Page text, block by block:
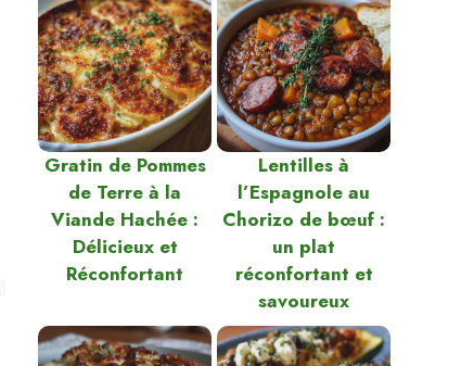
Gratin de Pommes
de Terre à la
Viande Hachée :
Délicieux et
Réconfortant
Lentilles à
l’Espagnole au
Chorizo de bœuf :
un plat
réconfortant et
savoureux